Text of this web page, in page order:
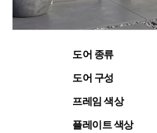
도어 종류
도어 구성
프레임 색상
플레이트 색상